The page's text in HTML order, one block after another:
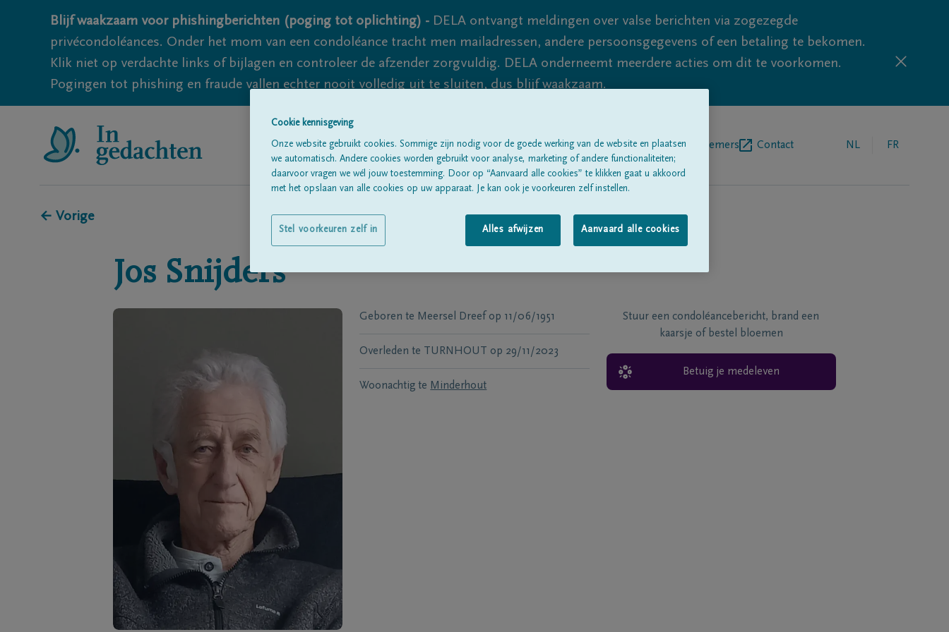
Blijf waakzaam voor phishingberichten (poging tot oplichting) - DELA ontvangt meldingen over valse berichten via zogezegde
privécondoléances. Onder het mom van een condoléance tracht men mailadressen, andere persoonsgegevens of een betaling te bekomen.
Klik niet op verdachte links of bijlagen en controleer de afzender zorgvuldig. DELA onderneemt meerdere acties om dit te voorkomen.
Pogingen tot phishing en fraude vallen echter nooit volledig uit te sluiten, dus blijf waakzaam.
Alle rouwberichtenOver onsBegrafenisondernemers Contact NL FR
← Vorige
Jos Snijders
Geboren te Meersel Dreef op 11/06/1951
Overleden te TURNHOUT op 29/11/2023
Woonachtig te Minderhout
Stuur een condoléancebericht, brand een
kaarsje of bestel bloemen
Betuig je medeleven
Cookie kennisgeving
Onze website gebruikt cookies. Sommige zijn nodig voor de goede werking van de website en plaatsen
we automatisch. Andere cookies worden gebruikt voor analyse, marketing of andere functionaliteiten;
daarvoor vragen we wél jouw toestemming. Door op “Aanvaard alle cookies” te klikken gaat u akkoord
met het opslaan van alle cookies op uw apparaat. Je kan ook je voorkeuren zelf instellen.
Alles afwijzen Aanvaard alle cookies
Stel voorkeuren zelf in